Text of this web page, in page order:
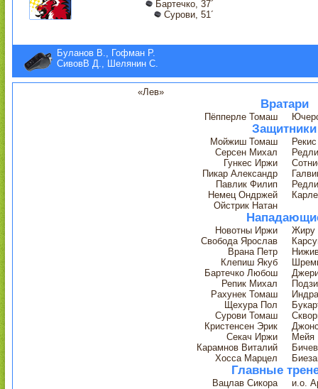
Бартечко, 37´
Сурови, 51´
Буланов В., Гофман Р.
СивовВ Д., Шелянин С.
«Лев»
Вратари
Пёпперле Томаш
Защитники
Мойжиш Томаш
Серсен Михал
Гункес Иржи
Пикар Александр
Павлик Филип
Немец Ондржей
Ойстрик Натан
Новотны Иржи
Жиру
Свобода Ярослав
Врана Петр
Клепиш Якуб
Бартечко Любош
Репик Михал
Рахунек Томаш
Щехура Пол
Сурови Томаш
Кристенсен Эрик
Секач Иржи
Мейя
Карамнов Виталий
Хосса Марцел
Главные
Вацлав Сикора и.о.